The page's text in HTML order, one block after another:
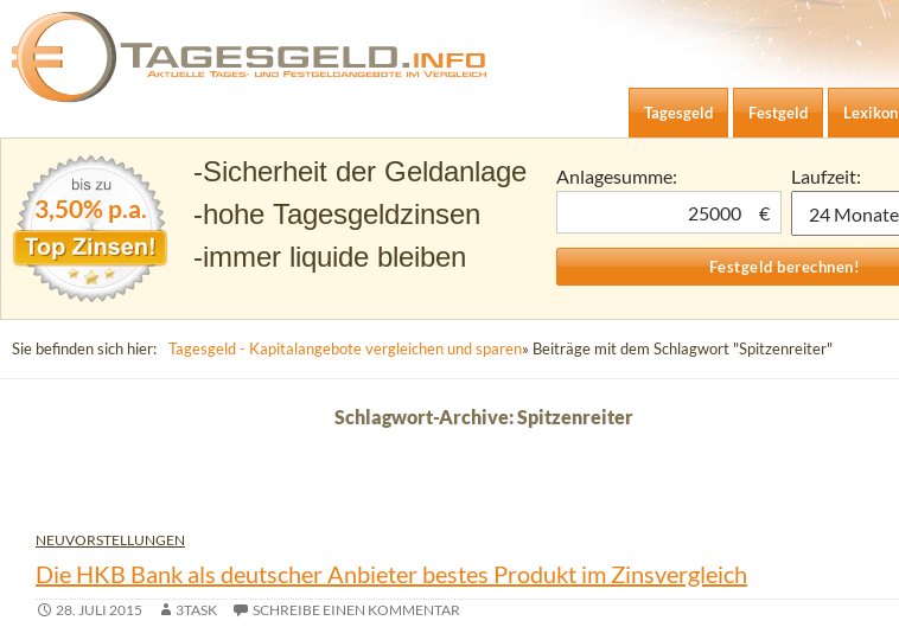
Tagesgeld.info – Tagesgeldkonten vergleichen und Tagesgeld-Zinsen berechnen
Zum Inhalt springen
Tagesgeld
Festgeld Lexikon
3,50% p.a.
Sicherheit der Geldanlage
hohe Tagesgeldzinsen
immer liquide bleiben
Anlagesumme:
€
Laufzeit:
Sie befinden sich hier: Tagesgeld - Kapitalangebote vergleichen und sparen» Beiträge mit dem Schlagwort "Spitzenreiter"
Schlagwort-Archive: Spitzenreiter
NEUVORSTELLUNGEN
Die HKB Bank als deutscher Anbieter bestes Produkt im Zinsvergleich
28. JULI 2015 3TASK SCHREIBE EINEN KOMMENTAR